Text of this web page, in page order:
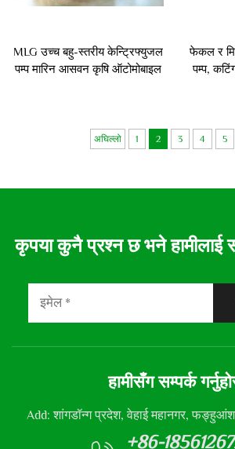
MLG उच्च बहु-स्तरीय केन्ट्रिफ्युजल
पम्प मारिन आसवन कृषि ऑटोमोबाइल
फेकल र
पम्प,
अघिल्लो 1 2 3 4 5
कृपया कुनै प्रश्न छ भने हामीलाई
हामीसँग सम्पर्क
Add: शांगडॉन्ग प्रदेश, वेहाई महानगर,
+86-